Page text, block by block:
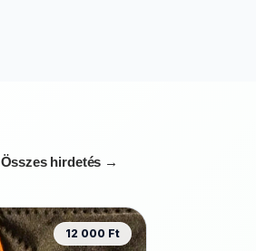
Összes hirdetés →
12 000 Ft